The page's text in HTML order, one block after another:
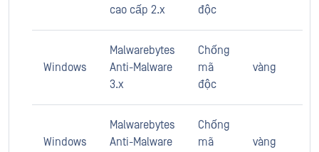
cao cấp 2.x
độc
Windows
Malwarebytes
Anti-Malware
3.x
Chống
mã
độc
vàng
Windows
Malwarebytes
Anti-Malware
Chống
mã
vàng